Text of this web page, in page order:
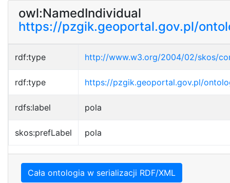
owl:NamedIndividual
https://pzgik.geoportal.gov.pl/
rdf:type http://www.w3.org/2004/02/skos/
rdf:type https://pzgik.geoportal.gov.pl/
rdfs:label pola
skos:prefLabel pola
Cała ontologia w serializacji RDF/XML